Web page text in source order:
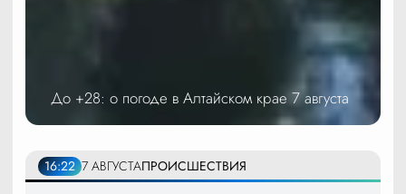
До +28: о погоде в Алтайском крае 7 августа
16:22 7 АВГУСТАПРОИСШЕСТВИЯ